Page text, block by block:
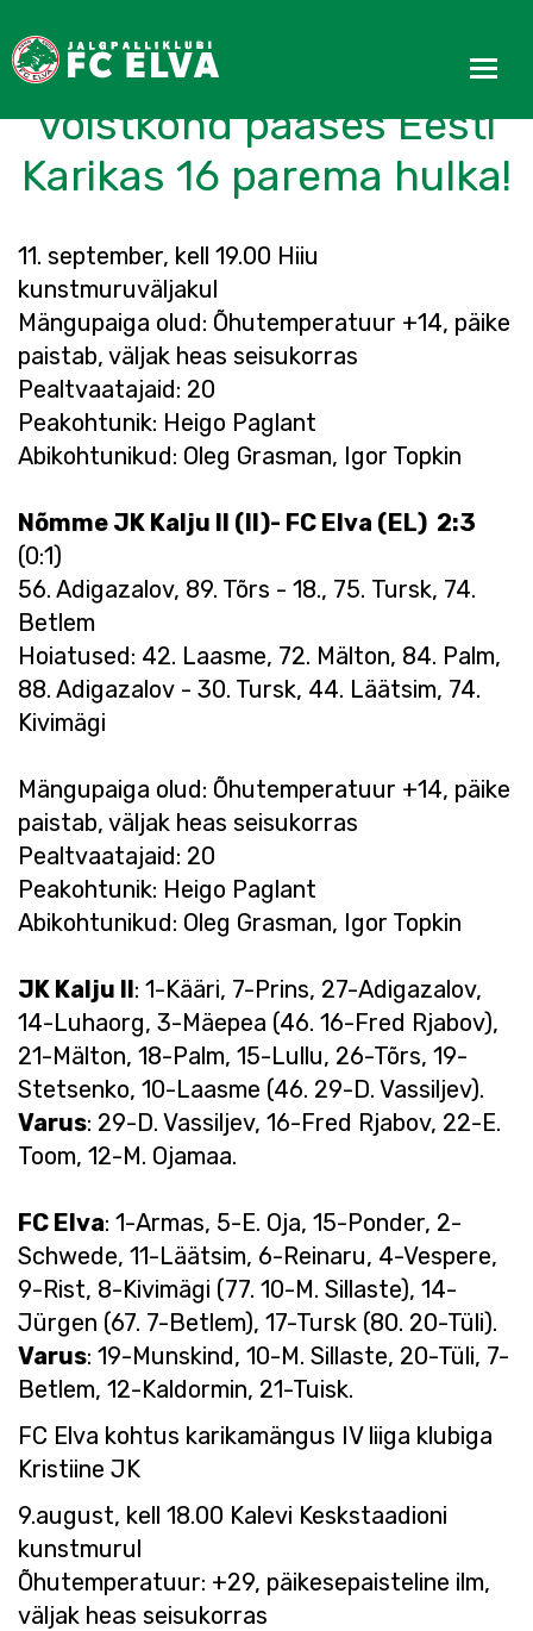
FC Elva Esiliiga
võistkond pääses Eesti
Karikas 16 parema hulka!
11. september, kell 19.00 Hiiu
kunstmuruväljakul
Mängupaiga olud: Õhutemperatuur +14, päike
paistab, väljak heas seisukorras
Pealtvaatajaid: 20
Peakohtunik: Heigo Paglant
Abikohtunikud: Oleg Grasman, Igor Topkin
Nõmme JK Kalju II (II)- FC Elva (EL) 2:3
(0:1)
56. Adigazalov, 89. Tõrs - 18., 75. Tursk, 74.
Betlem
Hoiatused: 42. Laasme, 72. Mälton, 84. Palm,
88. Adigazalov - 30. Tursk, 44. Läätsim, 74.
Kivimägi
Mängupaiga olud: Õhutemperatuur +14, päike
paistab, väljak heas seisukorras
Pealtvaatajaid: 20
Peakohtunik: Heigo Paglant
Abikohtunikud: Oleg Grasman, Igor Topkin
JK Kalju II: 1-Kääri, 7-Prins, 27-Adigazalov,
14-Luhaorg, 3-Mäepea (46. 16-Fred Rjabov),
21-Mälton, 18-Palm, 15-Lullu, 26-Tõrs, 19-
Stetsenko, 10-Laasme (46. 29-D. Vassiljev).
Varus: 29-D. Vassiljev, 16-Fred Rjabov, 22-E.
Toom, 12-M. Ojamaa.
FC Elva: 1-Armas, 5-E. Oja, 15-Ponder, 2-
Schwede, 11-Läätsim, 6-Reinaru, 4-Vespere,
9-Rist, 8-Kivimägi (77. 10-M. Sillaste), 14-
Jürgen (67. 7-Betlem), 17-Tursk (80. 20-Tüli).
Varus: 19-Munskind, 10-M. Sillaste, 20-Tüli, 7-
Betlem, 12-Kaldormin, 21-Tuisk.
FC Elva kohtus karikamängus IV liiga klubiga
Kristiine JK
9.august, kell 18.00 Kalevi Keskstaadioni
kunstmurul
Õhutemperatuur: +29, päikesepaisteline ilm,
väljak heas seisukorras